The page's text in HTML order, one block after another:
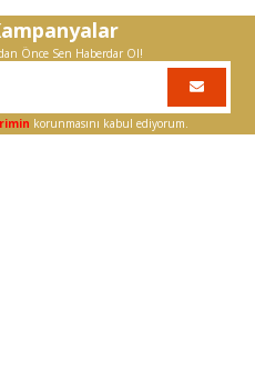
Önce Sen Haberdar Ol!
korunmasını kabul ediyorum.